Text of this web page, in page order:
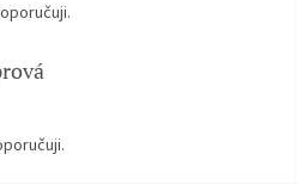
je 5 z 5 hvězdiček.